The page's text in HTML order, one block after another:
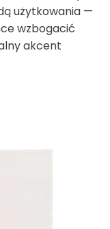
użytkowania —
wzbogacić
akcent